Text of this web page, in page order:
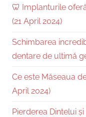
🦷 Implanturile
(21 April 2024)
Schimbarea
dentare de ultimă
Ce este Măseaua
April 2024)
Pierderea Dintelui